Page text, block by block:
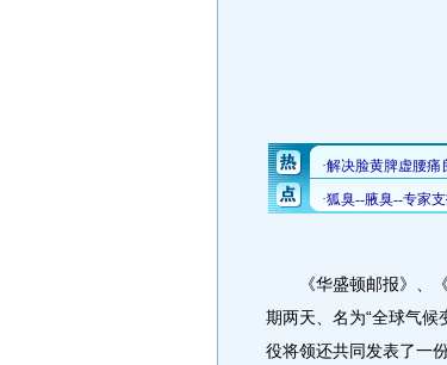
《华盛顿邮报》、《
期两天、名为“全球气
役将领还共同发表了一